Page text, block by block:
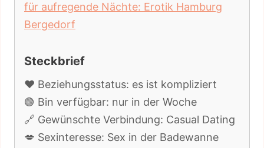
für aufregende Nächte: Erotik Hamburg
Bergedorf
Steckbrief
❤️ Beziehungsstatus: es ist kompliziert
🟢 Bin verfügbar: nur in der Woche
🔗 Gewünschte Verbindung: Casual Dating
💋 Sexinteresse: Sex in der Badewanne